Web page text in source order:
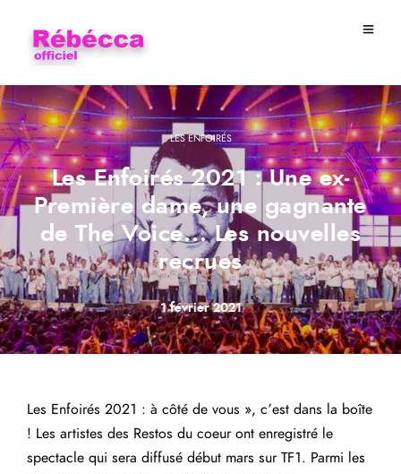
LES ENFOIRÉS
Les Enfoirés 2021 : Une ex-
Première dame, une gagnante
de The Voice… Les nouvelles
recrues
1 février 2021
Les Enfoirés 2021 : à côté de vous », c’est dans la boîte
! Les artistes des Restos du coeur ont enregistré le
spectacle qui sera diffusé début mars sur TF1. Parmi les